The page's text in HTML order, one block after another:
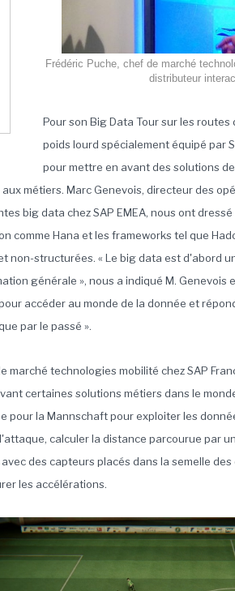
Frédéric Puche, chef de marché
distributeur
Pour son Big Data Tour sur les routes
poids lourd spécialement équipé par
pour mettre en avant des solutions
métiers. Marc Genevois, directeur des
big data chez SAP EMEA, nous ont
comme Hana et les frameworks tel que
non-structurées. « Le big data est d'abord
générale », nous a indiqué M. Genevois
accéder au monde de la donnée et
par le passé ».
marché technologies mobilité chez SAP
certaines solutions métiers dans le
pour la Mannschaft pour exploiter les
calculer la distance parcourue par
des capteurs placés dans la semelle
les accélérations.